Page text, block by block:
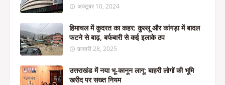
अक्टूबर 10, 2024
हिमाचल में कुदरत का कहर: कुल्लू और कांगड़ा में बादल
फटने से बाढ़, बर्फबारी से कई इलाके ठप
फ़रवरी 28, 2025
उत्तराखंड में नया भू-कानून लागू: बाहरी लोगों की भूमि
खरीद पर सख्त नियम